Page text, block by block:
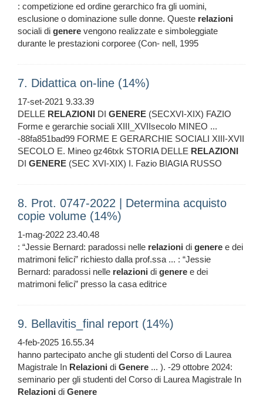
: competizione ed ordine gerarchico fra gli uomini,
esclusione o dominazione sulle donne. Queste relazioni
sociali di genere vengono realizzate e simboleggiate
durante le prestazioni corporee (Con- nell, 1995
7. Didattica on-line (14%)
17-set-2021 9.33.39
DELLE RELAZIONI DI GENERE (SECXVI-XIX) FAZIO
Forme e gerarchie sociali XIII_XVIIsecolo MINEO ...
-88fa851bad99 FORME E GERARCHIE SOCIALI XIII-XVII
SECOLO E. Mineo gz46txk STORIA DELLE RELAZIONI
DI GENERE (SEC XVI-XIX) I. Fazio BIAGIA RUSSO
8. Prot. 0747-2022 | Determina acquisto
copie volume (14%)
1-mag-2022 23.40.48
: “Jessie Bernard: paradossi nelle relazioni di genere e dei
matrimoni felici” richiesto dalla prof.ssa ... : “Jessie
Bernard: paradossi nelle relazioni di genere e dei
matrimoni felici” presso la casa editrice
9. Bellavitis_final report (14%)
4-feb-2025 16.55.34
hanno partecipato anche gli studenti del Corso di Laurea
Magistrale In Relazioni di Genere ... ). -29 ottobre 2024:
seminario per gli studenti del Corso di Laurea Magistrale In
Relazioni di Genere